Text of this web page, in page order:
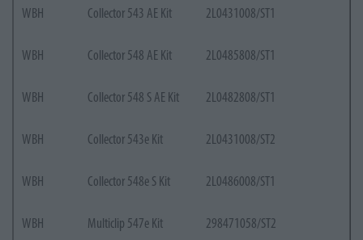
WBH Collector 543 AE Kit 2L0431008/ST1
WBH Collector 548 AE Kit 2L0485808/ST1
WBH Collector 548 S AE Kit 2L0482808/ST1
WBH Collector 543e Kit 2L0431008/ST2
WBH Collector 548e S Kit 2L0486008/ST1
WBH Multiclip 547e Kit 298471058/ST2